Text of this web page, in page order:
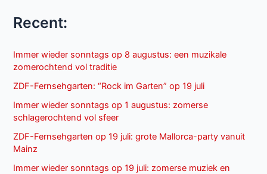
Recent:
Immer wieder sonntags op 8 augustus: een muzikale
zomerochtend vol traditie
ZDF-Fernsehgarten: “Rock im Garten” op 19 juli
Immer wieder sonntags op 1 augustus: zomerse
schlagerochtend vol sfeer
ZDF-Fernsehgarten op 19 juli: grote Mallorca-party vanuit
Mainz
Immer wieder sonntags op 19 juli: zomerse muziek en